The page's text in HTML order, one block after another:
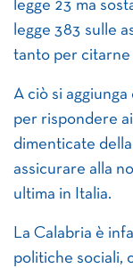
legge 23 ma
legge 383 sulle
tanto per citarne
A ciò si
per rispondere
dimenticate
assicurare alla
ultima in Italia.
La Calabria è
politiche sociali,